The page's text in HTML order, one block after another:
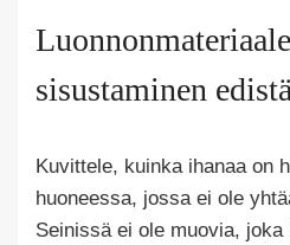
sisustaminen
Puoliksi
Tehty
Kuvittele, kuinka ihanaa on
huoneessa, jossa ei ole
Seinissä ei ole muovia, joka